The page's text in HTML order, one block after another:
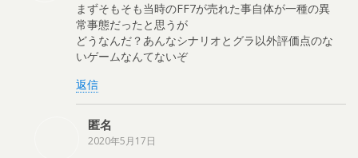
まずそもそも当時のFF7が売れた事自体が一種の異
常事態だったと思うが
どうなんだ？あんなシナリオとグラ以外評価点のな
いゲームなんてないぞ
返信
匿名
2020年5月17日